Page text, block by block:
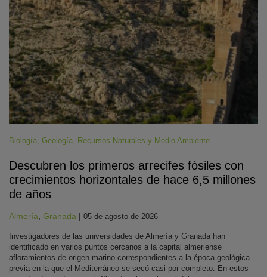
Biología, Geología, Recursos Naturales y Medio Ambiente
Descubren los primeros arrecifes fósiles con
crecimientos horizontales de hace 6,5 millones
de años
Almería Granada | 05 de agosto de 2026
Investigadores de las universidades de Almería y Granada han
identificado en varios puntos cercanos a la capital almeriense
afloramientos de origen marino correspondientes a la época geológica
previa en la que el Mediterráneo se secó casi por completo. En estos